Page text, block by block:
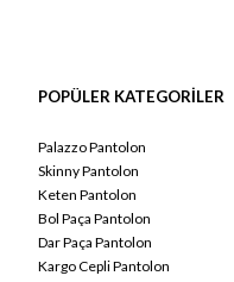
POPÜLER KATEGORİLER
Palazzo Pantolon
Skinny Pantolon
Keten Pantolon
Bol Paça Pantolon
Dar Paça Pantolon
Kargo Cepli Pantolon